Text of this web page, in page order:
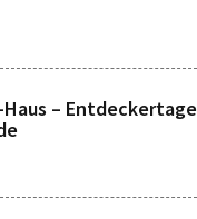
– Entdeckertage